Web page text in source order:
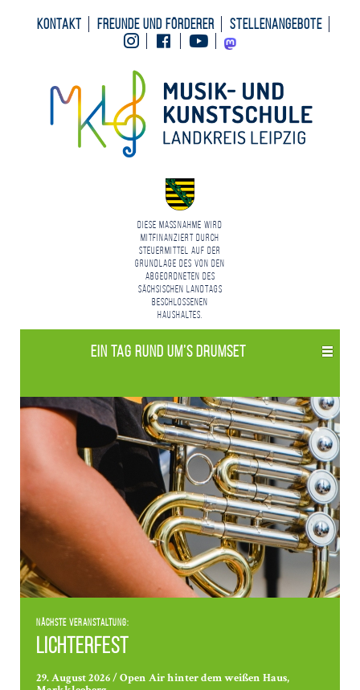
Kontakt Freunde und Förderer
Stellenangebote
InstagramFacebookYoutubeMastodon
Diese Maßnahme wird
mitfinanziert durch
Steuermittel auf der
Grundlage des von den
Abgeordneten des
Sächsischen Landtags
beschlossenen
Haushaltes.
Ein Tag rund um’s Drumset
Nächste Veranstaltung:
Lichterfest
29. August 2026 / Open Air hinter dem weißen Haus,